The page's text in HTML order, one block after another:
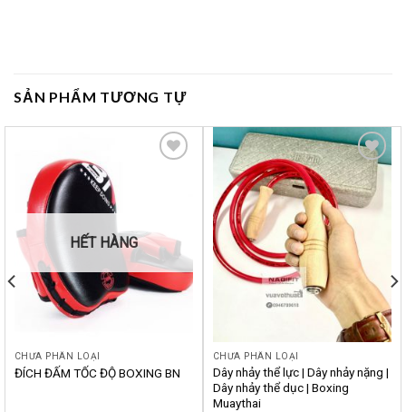
SẢN PHẨM TƯƠNG TỰ
HẾT HÀNG
CHƯA PHÂN LOẠI
ĐÍCH ĐẤM TỐC ĐỘ BOXING BN
Yêu
thích
CHƯA PHÂN LOẠI
Dây nhảy thể lực | Dây nhảy nặng |
Dây nhảy thể dục | Boxing
Muaythai